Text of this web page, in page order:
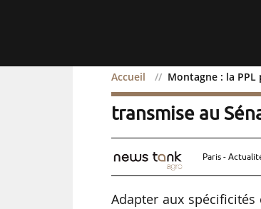
Accueil Montagne : la
Montagne : la
transmise au
Paris -
Adapter aux